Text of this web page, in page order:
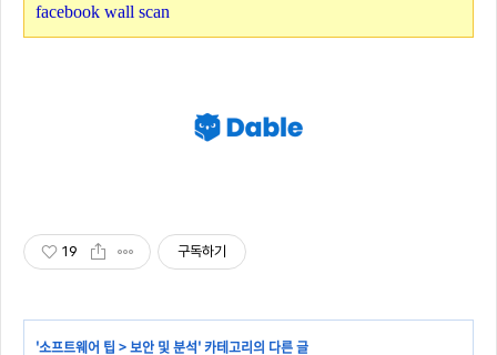
facebook wall scan
19 구독하기
'소프트웨어 팁 >보안 및 분석' 카테고리의 다른 글